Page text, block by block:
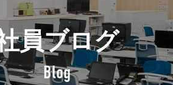
開発
DEVELOPMENT
テム開発
員ブログ
Blog